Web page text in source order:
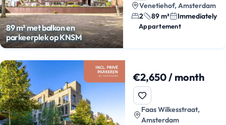
89 m² met balkon en
parkeerplek op KNSM
Venetiehof, Amsterdam
2
89 m² Immediately
Appartement
€2,650 / month
Faas Wilkesstraat,
Amsterdam